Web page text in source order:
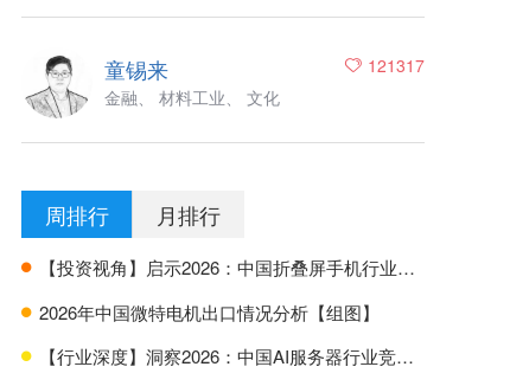
121317
童锡来
金融、 材料工业、 文化
周排行 月排行
H 【投资视角】启示2026：中国折叠屏手机行业投融资及兼并重组分析
H 2026年中国微特电机出口情况分析【组图】
H 【行业深度】洞察2026：中国AI服务器行业竞争格局及市场份额